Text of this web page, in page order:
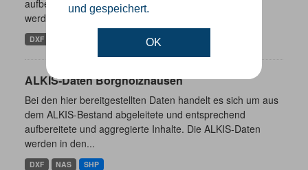
und gespeichert.
OK
aufbereitete und aggregierte Inhalte. Die ALKIS-Daten
werden in den...
DXF
ALKIS-Daten Borgholzhausen
Bei den hier bereitgestellten Daten handelt es sich um aus
dem ALKIS-Bestand abgeleitete und entsprechend
aufbereitete und aggregierte Inhalte. Die ALKIS-Daten
werden in den...
DXF NAS SHP